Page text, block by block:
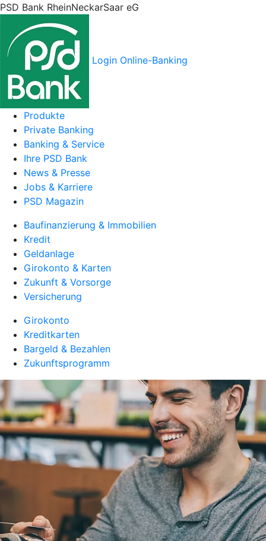
PSD Bank RheinNeckarSaar eG
Login Online-Banking
Produkte
Private Banking
Banking & Service
Ihre PSD Bank
News & Presse
Jobs & Karriere
PSD Magazin
Baufinanzierung & Immobilien
Kredit
Geldanlage
Girokonto & Karten
Zukunft & Vorsorge
Versicherung
Girokonto
Kreditkarten
Bargeld & Bezahlen
Zukunftsprogramm